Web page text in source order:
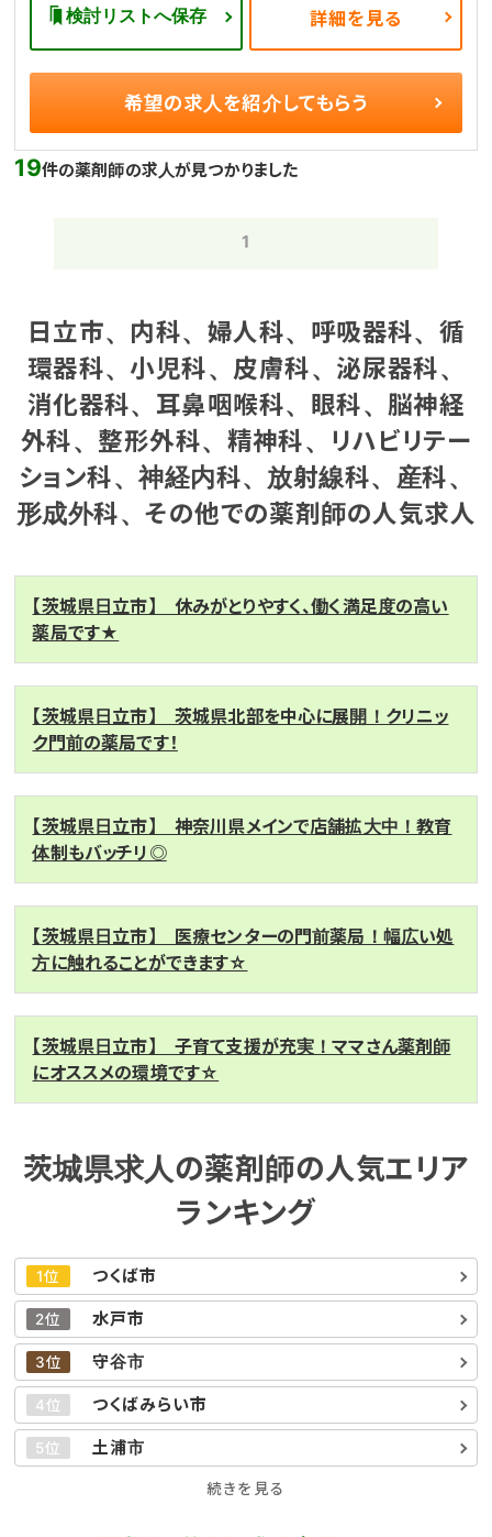
検討リストへ保存 詳細を見る
希望の求人を紹介してもらう
19件の薬剤師の求人が見つかりました
1
日立市、内科、婦人科、呼吸器科、循
環器科、小児科、皮膚科、泌尿器科、
消化器科、耳鼻咽喉科、眼科、脳神経
外科、整形外科、精神科、リハビリテー
ション科、神経内科、放射線科、産科、
形成外科、その他での薬剤師の人気求人
【茨城県日立市】 休みがとりやすく、働く満足度の高い
薬局です★
【茨城県日立市】 茨城県北部を中心に展開！クリニッ
ク門前の薬局です！
【茨城県日立市】 神奈川県メインで店舗拡大中！教育
体制もバッチリ◎
【茨城県日立市】 医療センターの門前薬局！幅広い処
方に触れることができます☆
【茨城県日立市】 子育て支援が充実！ママさん薬剤師
にオススメの環境です☆
茨城県求人の薬剤師の人気エリア
ランキング
1位 つくば市
2位 水戸市
3位 守谷市
4位 つくばみらい市
5位 土浦市
続きを見る